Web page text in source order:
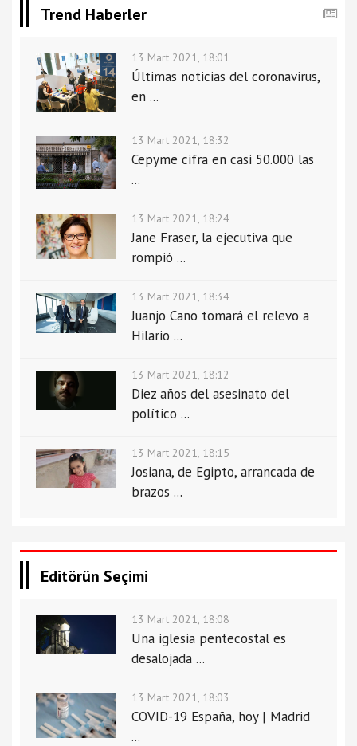
Trend Haberler
13 Mart 2021, 18:01
Últimas noticias del coronavirus,
en ...
13 Mart 2021, 18:32
Cepyme cifra en casi 50.000 las
...
13 Mart 2021, 18:24
Jane Fraser, la ejecutiva que
rompió ...
13 Mart 2021, 18:34
Juanjo Cano tomará el relevo a
Hilario ...
13 Mart 2021, 18:12
Diez años del asesinato del
político ...
13 Mart 2021, 18:15
Josiana, de Egipto, arrancada de
brazos ...
Editörün Seçimi
13 Mart 2021, 18:08
Una iglesia pentecostal es
desalojada ...
13 Mart 2021, 18:03
COVID-19 España, hoy | Madrid
...